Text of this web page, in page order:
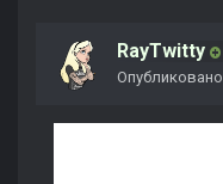
RayTwitty
Опубликовано